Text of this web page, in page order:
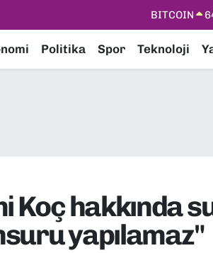
DOLAR
STERLİN
Politika Spor Teknoloji
Koç hakkında
yapılamaz"